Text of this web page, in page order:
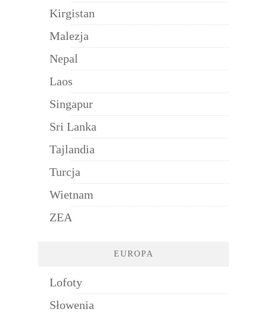
Kirgistan
Malezja
Nepal
Laos
Singapur
Sri Lanka
Tajlandia
Turcja
Wietnam
ZEA
EUROPA
Lofoty
Słowenia